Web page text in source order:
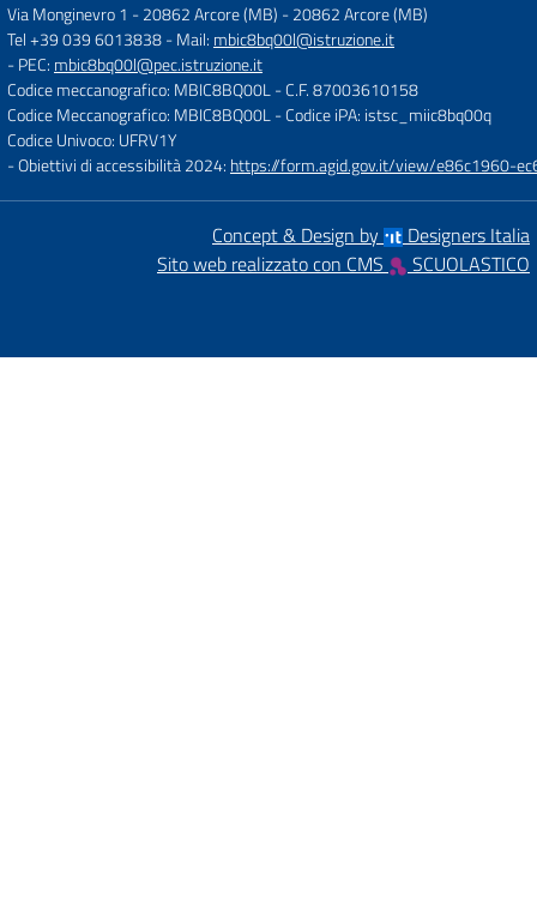
Via Monginevro 1 - 20862 Arcore (MB) -20862 Arcore (MB)
Tel +39 039 6013838- Mail: mbic8bq00l@istruzione.it
- PEC: mbic8bq00l@pec.istruzione.it
Codice meccanografico: MBIC8BQ00L- C.F. 87003610158
Codice Meccanografico: MBIC8BQ00L- Codice iPA: istsc_miic8bq00q
Codice Univoco: UFRV1Y
- Obiettivi di accessibilità 2024: https://form.agid.gov.it/view/e86c1960-
Concept & Design by
Designers Italia
Sito web realizzato con CMS
SCUOLASTICO